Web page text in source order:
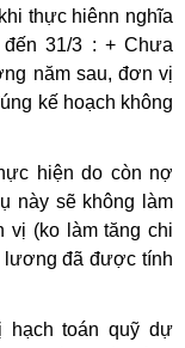
thực hiênn nghĩa
31/3 : + Chưa
năm sau, đơn vị
kế hoạch không
hiện do còn nợ
này sẽ không làm
vị (ko làm tăng chi
đã được tính
hạch toán quỹ dự